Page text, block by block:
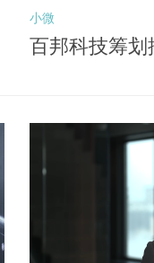
小微
百邦科技筹